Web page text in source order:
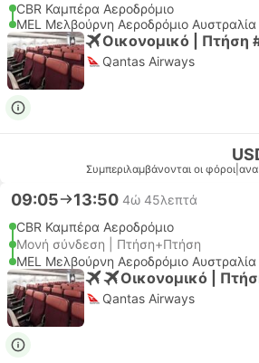
CBR Καμπέρα Αεροδρόμιο
MEL Μελβούρνη Αεροδρόμιο Αυστραλία
Οικονομικό | Πτήση
Qantas Airways
Συμπεριλαμβάνονται οι φόροι ανα
09:05 13:50 4ώ 45λεπτά
CBR Καμπέρα Αεροδρόμιο
Μονή σύνδεση | Πτήση+Πτήση
MEL Μελβούρνη Αεροδρόμιο Αυστραλία
Οικονομικό |
Qantas Airways